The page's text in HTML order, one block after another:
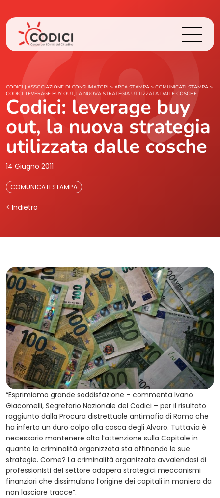
Chi Siamo
Cosa Facciamo
Area Stampa
CODICI | ASSOCIAZIONE DI CONSUMATORI > AREA STAMPA > COMUNICATI STAMPA >
CODICI: LEVERAGE BUY OUT, LA NUOVA STRATEGIA UTILIZZATA DALLE COSCHE
Codici: leverage buy
out, la nuova strategia
utilizzata dalle cosche
14 Giugno 2011
COMUNICATI STAMPA
< Indietro
“Esprimiamo grande soddisfazione – commenta Ivano
Giacomelli, Segretario Nazionale del Codici – per il risultato
raggiunto dalla Procura distrettuale antimafia di Roma che
ha inferto un duro colpo alla cosca degli Alvaro. Tuttavia è
necessario mantenere alta l’attenzione sulla Capitale in
quanto la criminalità organizzata sta affinando le sue
strategie. Come? La criminalità organizzata avvalendosi di
professionisti del settore adopera strategici meccanismi
finanziari che dissimulano l’origine dei capitali in maniera da
non lasciare tracce”.